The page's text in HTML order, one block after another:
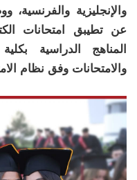
والإنجليزية
عن تطيبق امتحانات
المناهج الدراسية
والامتحانات وفق نظام